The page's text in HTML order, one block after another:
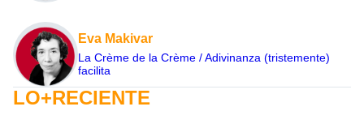
Eva Makivar
La Crème de la Crème / Adivinanza (tristemente)
facilita
LO+RECIENTE